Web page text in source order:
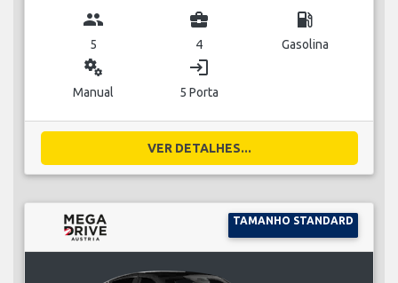
group
5
business_center
4
local_gas_station
Gasolina
miscellaneous_services
Manual
login
5 Porta
VER DETALHES...
TAMANHO STANDARD